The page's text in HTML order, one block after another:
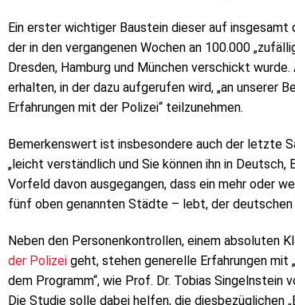
Ein erster wichtiger Baustein dieser auf insgesamt
der in den vergangenen Wochen an 100.000
Dresden, Hamburg und München verschickt
erhalten, in der dazu aufgerufen wird, „an unserer
Erfahrungen mit der Polizei“ teilzunehmen.
Bemerkenswert ist insbesondere auch der letzte
„leicht verständlich und Sie können ihn in Deutsch,
Vorfeld davon ausgegangen, dass ein mehr oder
fünf oben genannten Städte – lebt, der
Neben den Personenkontrollen, einem absoluten
der Polizei geht, stehen generelle Erfahrungen mit
dem Programm“, wie Prof. Dr. Tobias Singelnstein
Die Studie solle dabei helfen, die diesbezüglichen